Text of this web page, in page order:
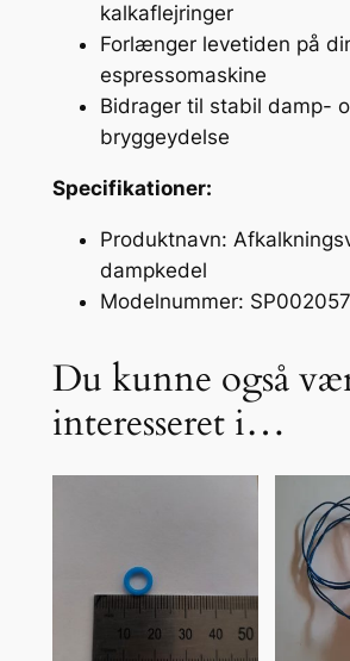
kalkaflejringer
Forlænger levetiden på
espressomaskine
Bidrager til stabil damp-
bryggeydelse
Specifikationer:
Produktnavn:
dampkedel
Modelnummer:
Du kunne også
interesseret i…